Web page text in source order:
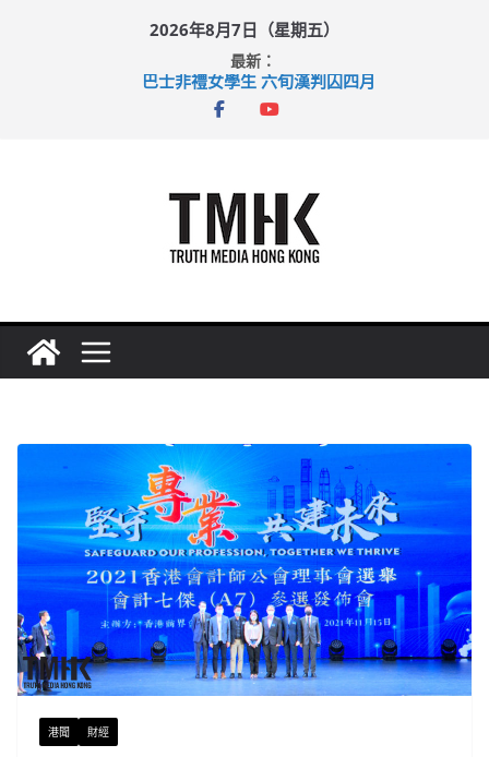
2026年8月7日（星期五）
最新：
巴士非禮女學生 六旬漢判囚四月
涉造假公屋富戶申報表 倉管員准保釋候訊
港聞 財經